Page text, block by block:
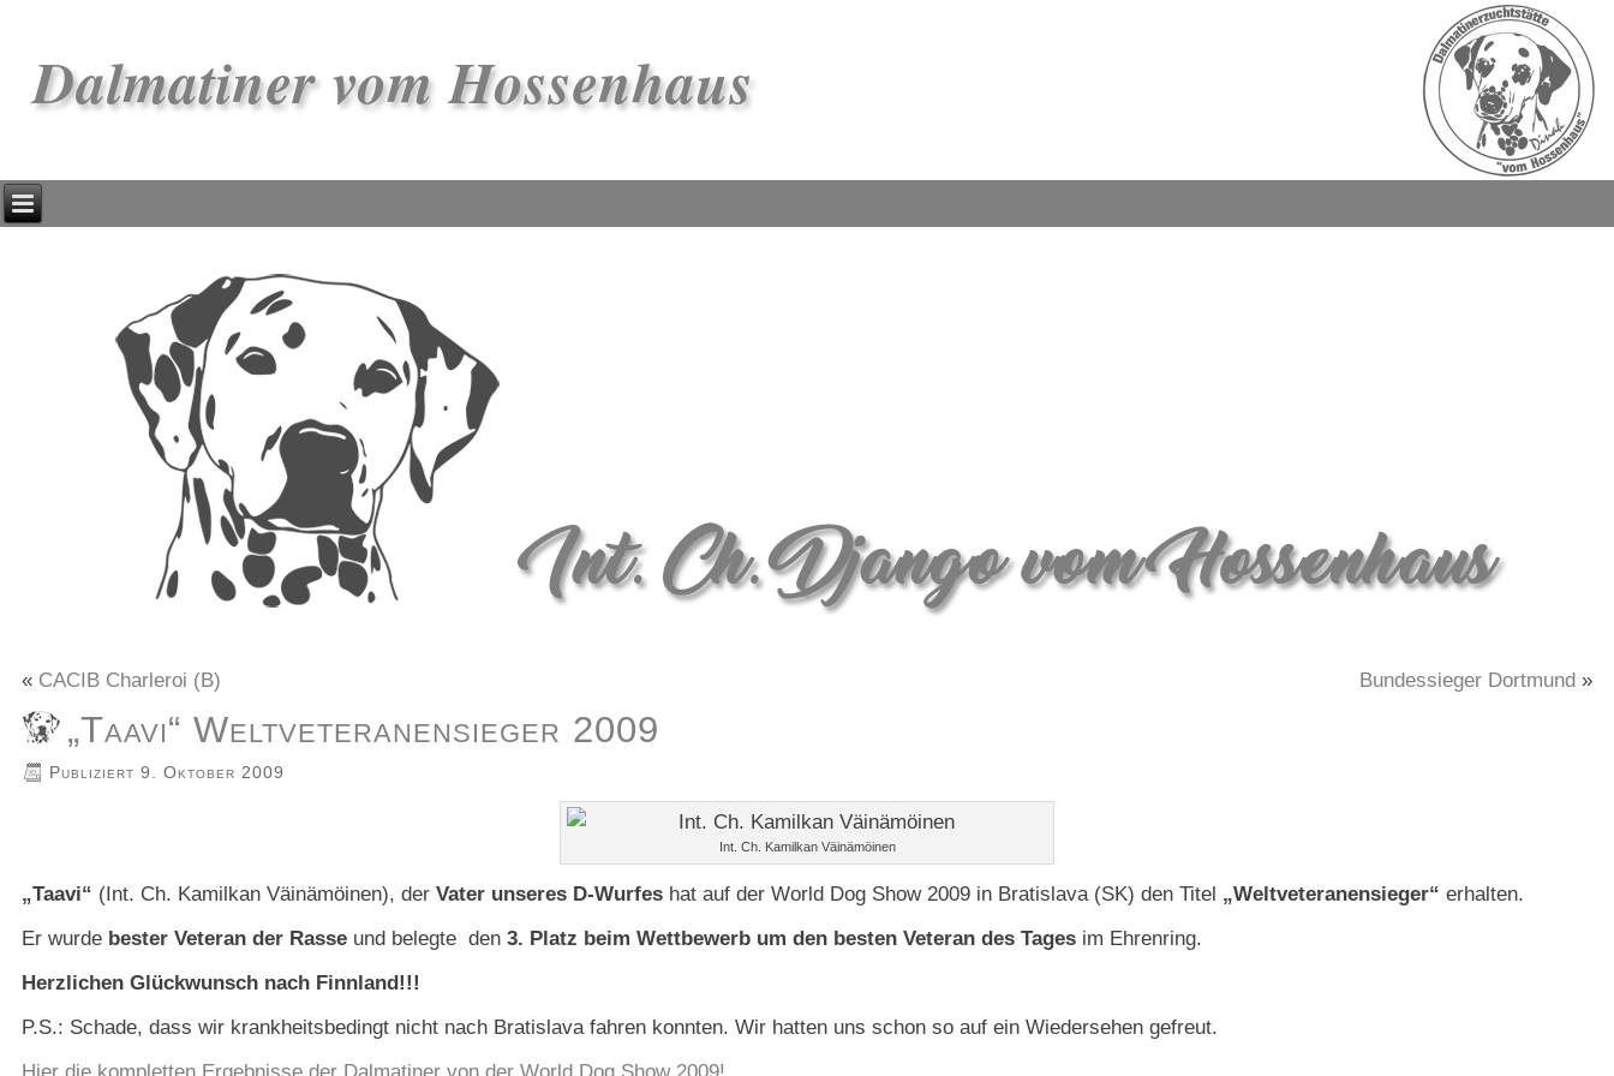
Dalmatiner vom Hossenhaus
« CACIB Charleroi (B) Bundessieger Dortmund»
„Taavi“ Weltveteranensieger 2009
Publiziert 9. Oktober 2009
Int. Ch. Kamilkan Väinämöinen
„Taavi“ (Int. Ch. Kamilkan Väinämöinen), derVater unseres D-Wurfes hat auf der World Dog Show 2009 in Bratislava (SK) den Titel „Weltveteranensieger“erhalten.
Er wurde bester Veteran der Rasse und belegte den 3. Platz beim Wettbewerb um den besten Veteran des Tages im Ehrenring.
Herzlichen Glückwunsch nach Finnland!!!
P.S.: Schade, dass wir krankheitsbedingt nicht nach Bratislava fahren konnten. Wir hatten uns schon so auf ein Wiedersehen gefreut.